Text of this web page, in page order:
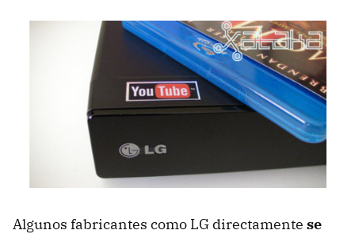
Algunos fabricantes como LG directamente se